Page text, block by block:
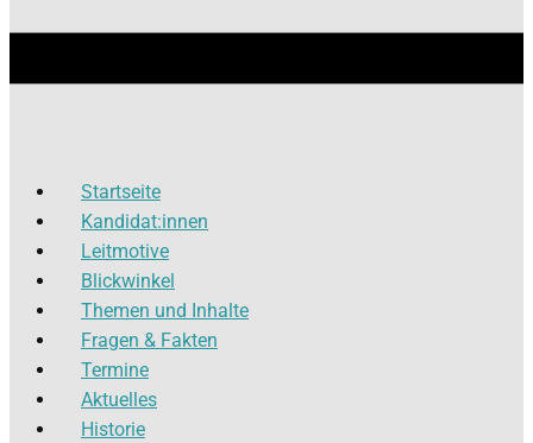
Startseite
Kandidat:innen
Leitmotive
Blickwinkel
Themen und Inhalte
Fragen & Fakten
Termine
Aktuelles
Historie